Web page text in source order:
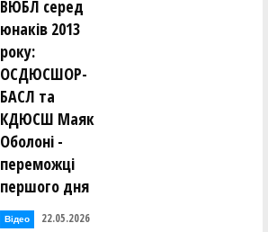
ВЮБЛ серед
юнаків 2013
року:
ОСДЮСШОР-
БАСЛ та
КДЮСШ Маяк
Оболоні -
переможці
першого дня
Відео 22.05.2026